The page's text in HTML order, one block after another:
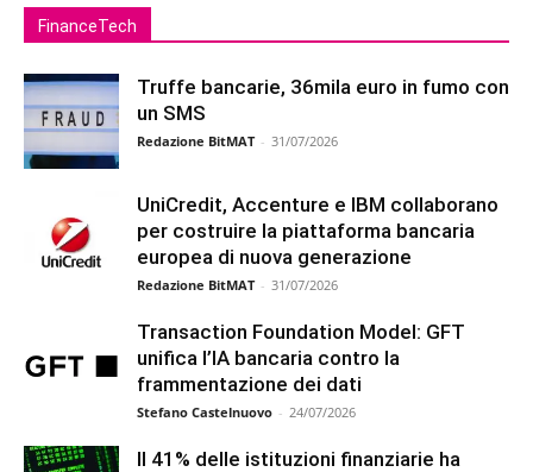
FinanceTech
Truffe bancarie, 36mila euro in fumo con
un SMS
Redazione BitMAT - 31/07/2026
UniCredit, Accenture e IBM collaborano
per costruire la piattaforma bancaria
europea di nuova generazione
Redazione BitMAT - 31/07/2026
Transaction Foundation Model: GFT
unifica l’IA bancaria contro la
frammentazione dei dati
Stefano Castelnuovo - 24/07/2026
Il 41% delle istituzioni finanziarie ha